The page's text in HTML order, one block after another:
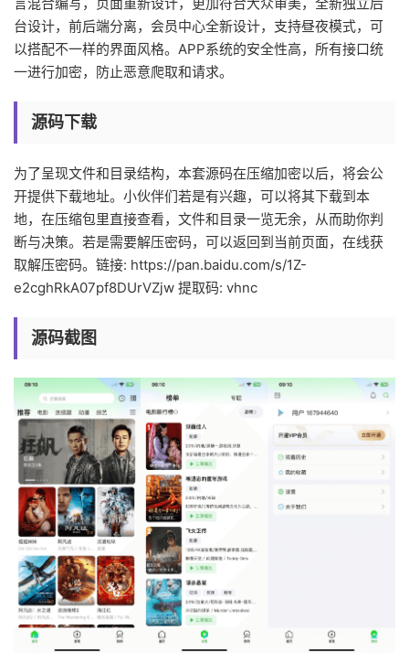
台设计，前后端分离，会员中心全新设计，支持昼夜模式，可
以搭配不一样的界面风格。APP系统的安全性高，所有接口统
一进行加密，防止恶意爬取和请求。
源码下载
为了呈现文件和目录结构，本套源码在压缩加密以后，将会公
开提供下载地址。小伙伴们若是有兴趣，可以将其下载到本
地，在压缩包里直接查看，文件和目录一览无余，从而助你判
断与决策。若是需要解压密码，可以返回到当前页面，在线获
取解压密码。链接: https://pan.baidu.com/s/1Z-
e2cghRkA07pf8DUrVZjw 提取码: vhnc
源码截图